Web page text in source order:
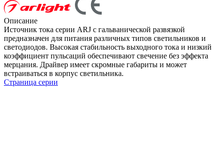
Описание
Источник тока серии ARJ с гальванической развязкой
предназначен для питания различных типов светильников и
светодиодов. Высокая стабильность выходного тока и низкий
коэффициент пульсаций обеспечивают свечение без эффекта
мерцания. Драйвер имеет скромные габариты и может
встраиваться в корпус светильника.
Страница серии